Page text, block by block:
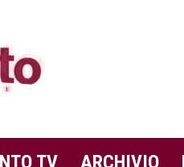
TV ARCHIVIO